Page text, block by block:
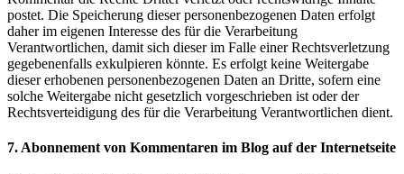
postet. Die Speicherung dieser personenbezogenen Daten erfolgt
daher im eigenen Interesse des für die Verarbeitung
Verantwortlichen, damit sich dieser im Falle einer Rechtsverletzung
gegebenenfalls exkulpieren könnte. Es erfolgt keine Weitergabe
dieser erhobenen personenbezogenen Daten an Dritte, sofern eine
solche Weitergabe nicht gesetzlich vorgeschrieben ist oder der
Rechtsverteidigung des für die Verarbeitung Verantwortlichen dient.
7. Abonnement von Kommentaren im Blog auf der Internetseite